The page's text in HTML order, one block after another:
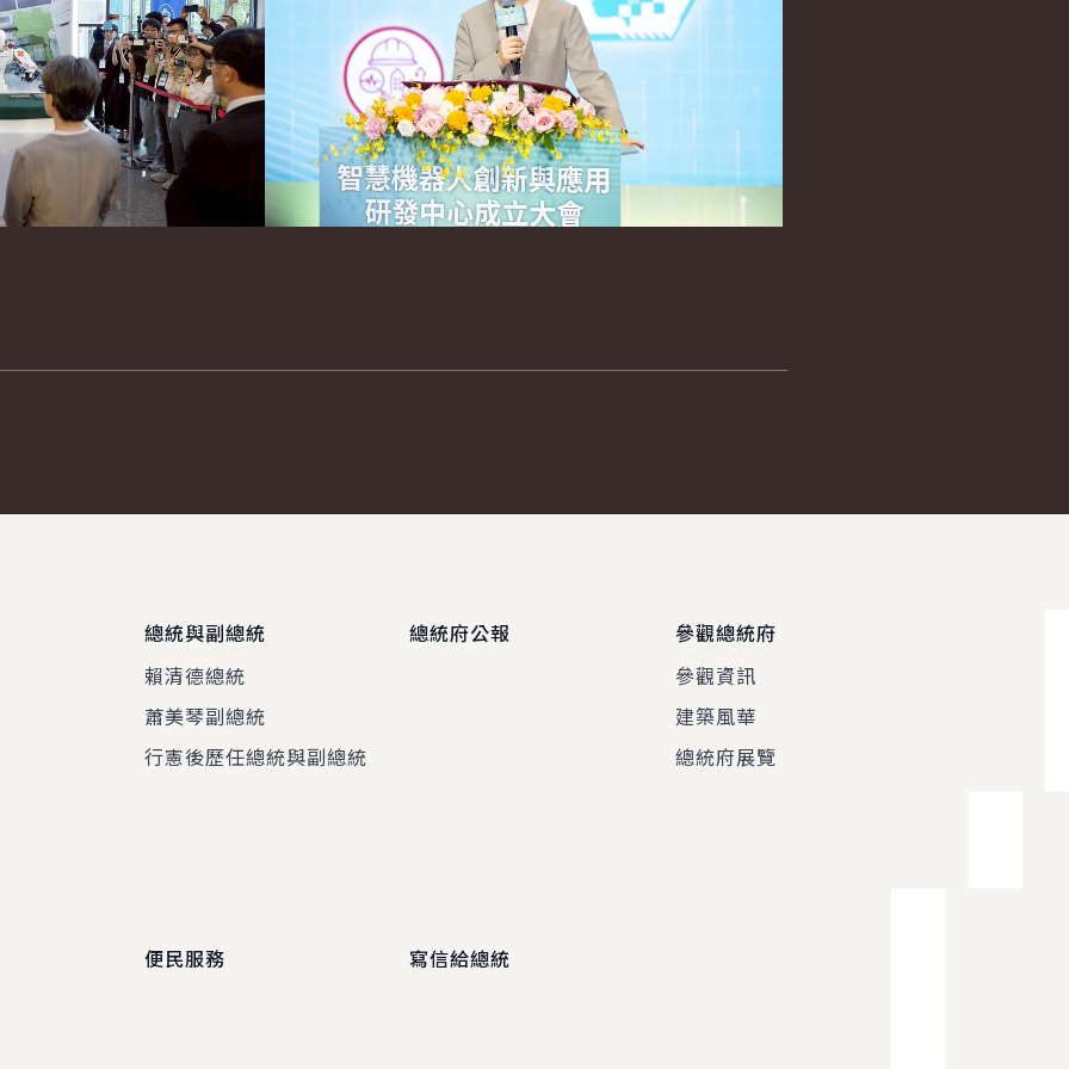
總統與副總統
賴清德總統
蕭美琴副總統
行憲後歷任總統與副總統
總統府公報
參觀總統府
參觀資訊
建築風華
總統府展覽
便民服務 寫信給總統